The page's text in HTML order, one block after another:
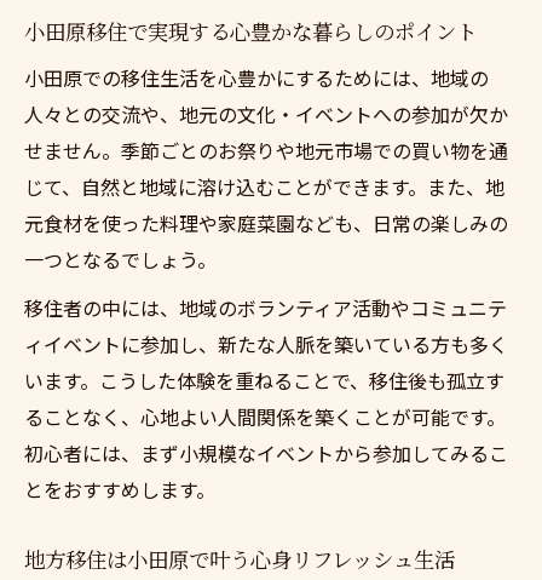
魅力
地方移住は小田原で叶う仕事と生活の調和
術
小田原でスローライフを楽しむための実践
法
小田原移住で子育てと自然を楽しむコツとは
喫
小田原移住で叶える家族の豊かなスローラ
イフ
自然と触れ合う子育て環境が小田原で実現
地方移住は小田原で家族の時間を充実させ
小田原スローライフがもたらす子育ての魅
小田原移住で実現する心豊かな暮らしのポイント
小田原での移住生活を心豊かにするためには、地域の
人々との交流や、地元の文化・イベントへの参加が欠か
せません。季節ごとのお祭りや地元市場での買い物を通
じて、自然と地域に溶け込むことができます。また、地
元食材を使った料理や家庭菜園なども、日常の楽しみの
一つとなるでしょう。
移住者の中には、地域のボランティア活動やコミュニテ
ィイベントに参加し、新たな人脈を築いている方も多く
います。こうした体験を重ねることで、移住後も孤立す
ることなく、心地よい人間関係を築くことが可能です。
初心者には、まず小規模なイベントから参加してみるこ
とをおすすめします。
地方移住は小田原で叶う心身リフレッシュ生活